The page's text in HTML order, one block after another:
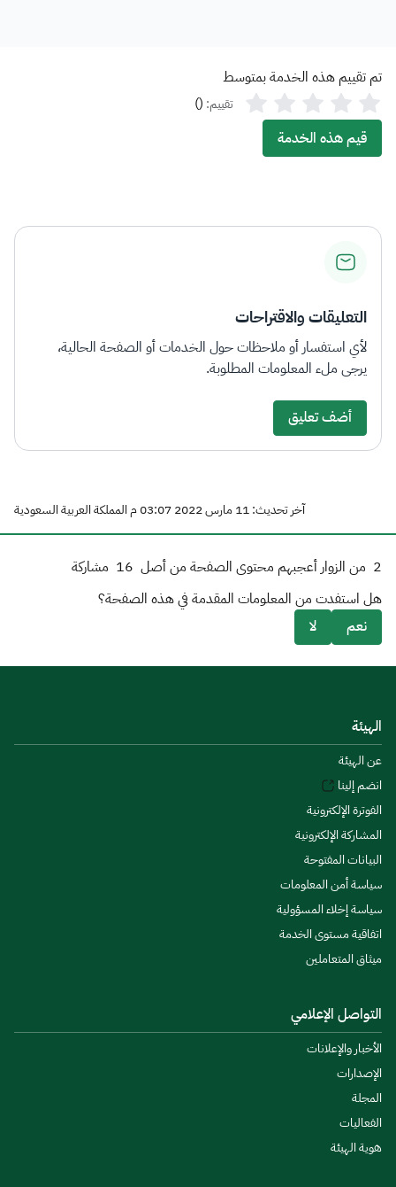
تم تقييم هذه الخدمة بمتوسط
تقييم: (
)
قيم هذه الخدمة
التعليقات والاقتراحات
لأي استفسار أو ملاحظات حول الخدمات أو الصفحة الحالية،
يرجى ملء المعلومات المطلوبة.
أضف تعليق
آخر تحديث: 11 مارس 2022 03:07 م المملكة العربية السعودية
2 من الزوار أعجبهم محتوى الصفحة من أصل 16 مشاركة
هل استفدت من المعلومات المقدمة في هذه الصفحة؟
نعم
لا
الهيئة
عن الهيئة
انضم إلينا
الفوترة الإلكترونية
المشاركة الإلكترونية
البيانات المفتوحة
سياسة أمن المعلومات
سياسة إخلاء المسؤولية
اتفاقية مستوى الخدمة
ميثاق المتعاملين
التواصل الإعلامي
الأخبار والإعلانات
الإصدارات
المجلة
الفعاليات
هوية الهيئة